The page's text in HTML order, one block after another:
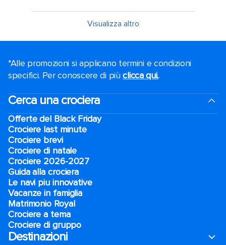
Visualizza altro
*Alle promozioni si applicano termini e condizioni
specifici. Per conoscere di piùclicca qui..
Cerca una crociera
Offerte del Black Friday
Crociere last minute
Crociere brevi​
Crociere di natale​
Crociere 2026-2027
Guida alla crociera
Le navi piu innovative
Vacanze in famiglia
Matrimonio Royal
Crociere a tema
Crociere di gruppo
Destinazioni